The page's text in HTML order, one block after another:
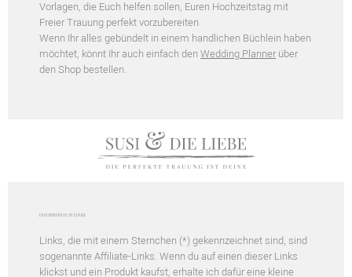
Vorlagen, die Euch helfen sollen, Euren Hochzeitstag mit
Freier Trauung perfekt vorzubereiten.
Wenn Ihr alles gebündelt in einem handlichen Büchlein haben
möchtet, könnt Ihr auch einfach den Wedding Planner über
den Shop bestellen.
INFORMATION ZU LINKS
Links, die mit einem Sternchen (*) gekennzeichnet sind, sind
sogenannte Affiliate-Links. Wenn du auf einen dieser Links
klickst und ein Produkt kaufst, erhalte ich dafür eine kleine